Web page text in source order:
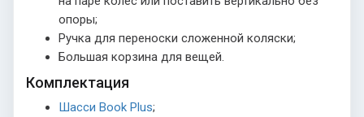
опоры;
Ручка для переноски сложенной коляски;
Большая корзина для вещей.
Комплектация
Шасси Book Plus;